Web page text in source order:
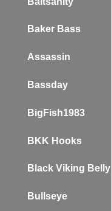
Baker Bass
Assassin
Bassday
BigFish1983
BKK Hooks
Black Viking Belly
Bullseye